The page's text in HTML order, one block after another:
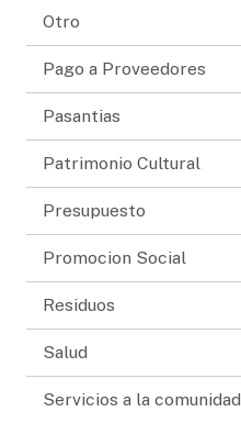
Otro
Pago a Proveedores
Pasantias
Patrimonio Cultural
Presupuesto
Promocion Social
Residuos
Salud
Servicios a la comunidad